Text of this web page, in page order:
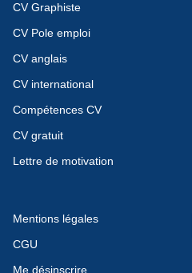
CV Graphiste
CV Pole emploi
CV anglais
CV international
Compétences CV
CV gratuit
Lettre de motivation
Mentions légales
CGU
Me désinscrire